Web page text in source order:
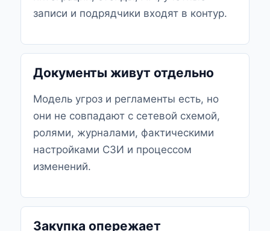
записи и подрядчики входят в контур.
Документы живут отдельно
Модель угроз и регламенты есть, но
они не совпадают с сетевой схемой,
ролями, журналами, фактическими
настройками СЗИ и процессом
изменений.
Закупка опережает